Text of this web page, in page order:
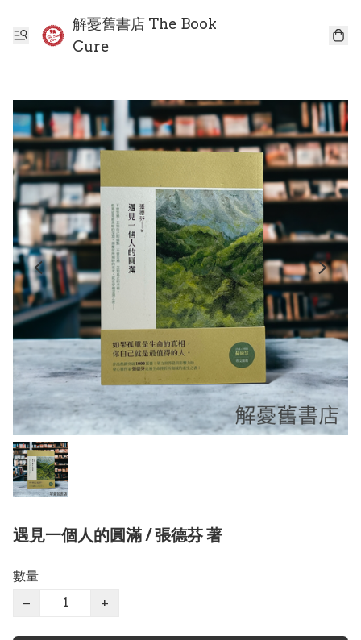
解憂舊書店 The Book
Cure
遇見一個人的圓滿 / 張德芬 著
數量
−
+